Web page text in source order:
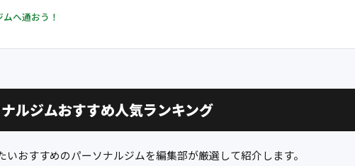
へ通おう！
ルジムおすすめ人気ランキング
いおすすめのパーソナルジムを編集部が厳選して紹介します。